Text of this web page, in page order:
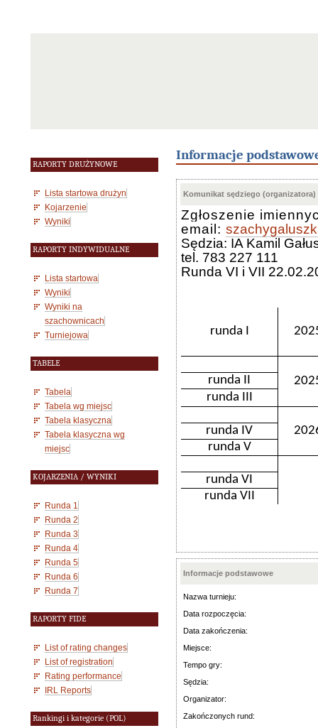
RAPORTY DRUŻYNOWE
Lista startowa drużyn
Kojarzenie
Wyniki
RAPORTY INDYWIDUALNE
Lista startowa
Wyniki
Wyniki na
szachownicach
Turniejowa
TABELE
Tabela
Tabela wg miejsc
Tabela klasyczna
Tabela klasyczna wg
miejsc
KOJARZENIA / WYNIKI
Runda 1
Runda 2
Runda 3
Runda 4
Runda 5
Runda 6
Runda 7
RAPORTY FIDE
List of rating changes
List of registration
Rating performance
IRL Reports
Rankingi i kategorie (POL)
Informacje
Komunikat sędziego (organizatora)
Zgłoszenie
email:
Sędzia: IA Kamil
tel. 783 227 111
Runda VI i VII
runda I
runda II
runda III
runda IV
runda V
runda VI
runda VII
Informacje podstawowe
Nazwa turnieju:
Data rozpoczęcia:
Data zakończenia:
Miejsce:
Tempo gry:
Sędzia:
Organizator:
Zakończonych rund: